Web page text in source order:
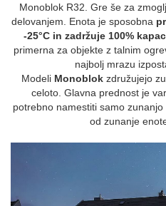
Monoblok R32. Gre še za
delovanjem. Enota je sposobna
-25°C in zadržuje 100%
primerna za objekte z talnim
najbolj mrazu
Modeli Monoblok združujejo
celoto. Glavna prednost je
potrebno namestiti samo
od zunanje